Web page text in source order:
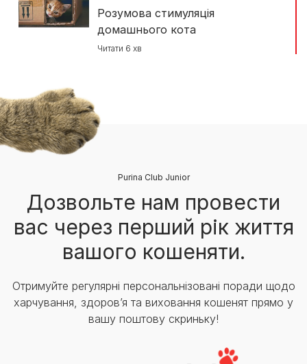
Розумова стимуляція
домашнього кота
Читати 6 хв
Purina Club Junior
Дозвольте нам провести
вас через перший рік життя
вашого кошеняти.
Отримуйте регулярні персональнізовані поради щодо
харчування, здоров’я та виховання кошенят прямо у
вашу поштову скриньку!